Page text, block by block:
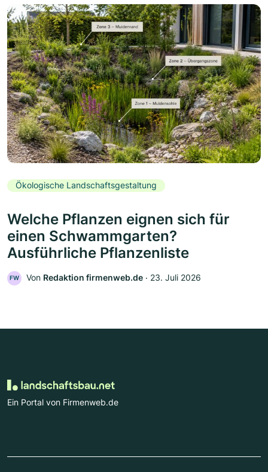
Ökologische Landschaftsgestaltung
Welche Pflanzen eignen sich für
einen Schwammgarten?
Ausführliche Pflanzenliste
FW Von Redaktion firmenweb.de ‧ 23. Juli 2026
Ein Portal von Firmenweb.de